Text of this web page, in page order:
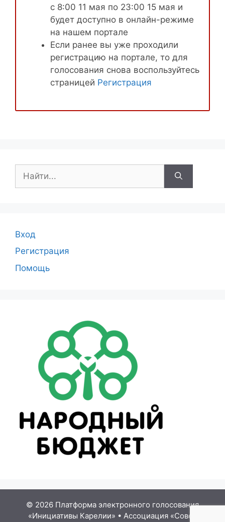
с 8:00 11 мая по 23:00 15 мая и
будет доступно в онлайн-режиме
на нашем портале
Если ранее вы уже проходили
регистрацию на портале, то для
голосования снова воспользуйтесь
страницей Регистрация
Вход
Регистрация
Помощь
© 2026 Платформа электронного голосования
«Инициативы Карелии» • Ассоциация «Совет